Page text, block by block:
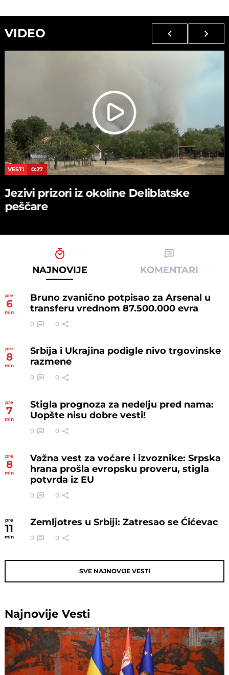
VIDEO
VESTI 0:27
Jezivi prizori iz okoline Deliblatske
peščare
NAJNOVIJE KOMENTARI
pre
6
min
Bruno zvanično potpisao za Arsenal u
transferu vrednom 87.500.000 evra
0 0
pre
8
min
Srbija i Ukrajina podigle nivo trgovinske
razmene
0 0
pre
7
min
Stigla prognoza za nedelju pred nama:
Uopšte nisu dobre vesti!
0 0
pre
8
min
Važna vest za voćare i izvoznike: Srpska
hrana prošla evropsku proveru, stigla
potvrda iz EU
0 0
pre
11
min
Zemljotres u Srbiji: Zatresao se Ćićevac
0 0
SVE NAJNOVIJE VESTI
NajnovijeVesti